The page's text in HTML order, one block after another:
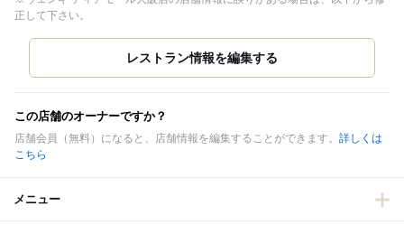
正して下さい。
この店舗のオーナーですか？
店舗会員（無料）になると、店舗情報を編集することができます。 詳しくは
こちら
メニュー